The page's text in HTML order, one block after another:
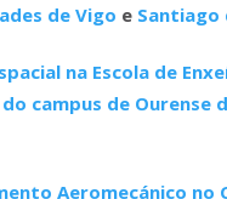
de Vigo e Santiago
na Escola de
campus de Ourense
Aeromecánico no